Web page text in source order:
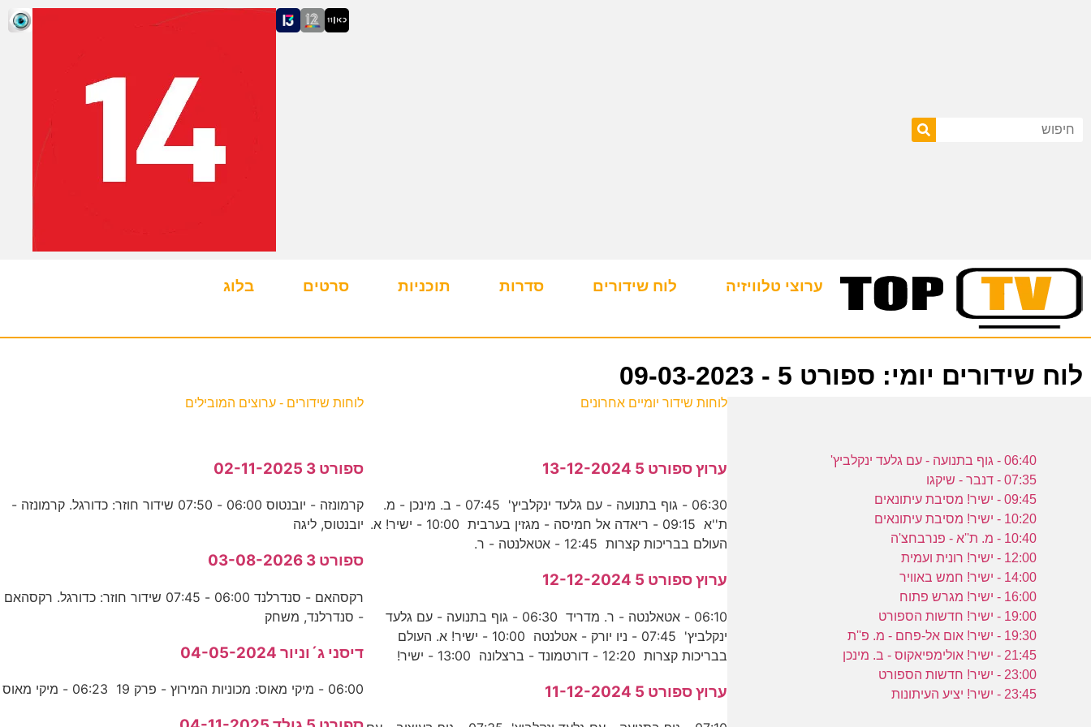
ערוצי טלוויזיה לוח שידורים סדרות תוכניות סרטים בלוג
לוח שידורים יומי: ספורט 5 - 09-03-2023
06:40 - גוף בתנועה - עם גלעד ינקלביץ'
07:35 - דנבר - שיקגו
09:45 - ישיר! מסיבת עיתונאים
10:20 - ישיר! מסיבת עיתונאים
10:40 - מ. ת''א - פנרבחצ'ה
12:00 - ישיר! רונית ועמית
14:00 - ישיר! חמש באוויר
16:00 - ישיר! מגרש פתוח
19:00 - ישיר! חדשות הספורט
19:30 - ישיר! אום אל-פחם - מ. פ''ת
21:45 - ישיר! אולימפיאקוס - ב. מינכן
23:00 - ישיר! חדשות הספורט
23:45 - ישיר! יציע העיתונות
לוחות שידור יומיים אחרונים
ערוץ ספורט 5 13-12-2024
06:30 - גוף בתנועה - עם גלעד ינקלביץ' 07:45 - ב. מינכן - מ.
ת''א 09:15 - ריאדה אל חמיסה - מגזין בערבית 10:00 - ישיר! א.
העולם בבריכות קצרות 12:45 - אטאלנטה - ר.
ערוץ ספורט 5 12-12-2024
06:10 - אטאלנטה - ר. מדריד 06:30 - גוף בתנועה - עם גלעד
ינקלביץ' 07:45 - ניו יורק - אטלנטה 10:00 - ישיר! א. העולם
בבריכות קצרות 12:20 - דורטמונד - ברצלונה 13:00 - ישיר!
ערוץ ספורט 5 11-12-2024
לוחות שידורים - ערוצים המובילים
ספורט 3 02-11-2025
קרמונזה - יובנטוס 06:00 - 07:50 שידור חוזר: כדורגל. קרמונזה -
יובנטוס, ליגה
ספורט 3 03-08-2026
רקסהאם - סנדרלנד 06:00 - 07:45 שידור חוזר: כדורגל. רקסהאם
- סנדרלנד, משחק
דיסני ג´וניור 04-05-2024
06:00 - מיקי מאוס: מכוניות המירוץ - פרק 19 06:23 - מיקי מאוס